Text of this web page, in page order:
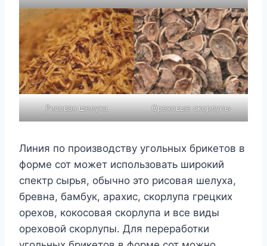
Рисовая шелуха Ореховые скорлупы
Линия по производству угольных брикетов в
форме сот может использовать широкий
спектр сырья, обычно это рисовая шелуха,
бревна, бамбук, арахис, скорлупа грецких
орехов, кокосовая скорлупа и все виды
ореховой скорлупы. Для переработки